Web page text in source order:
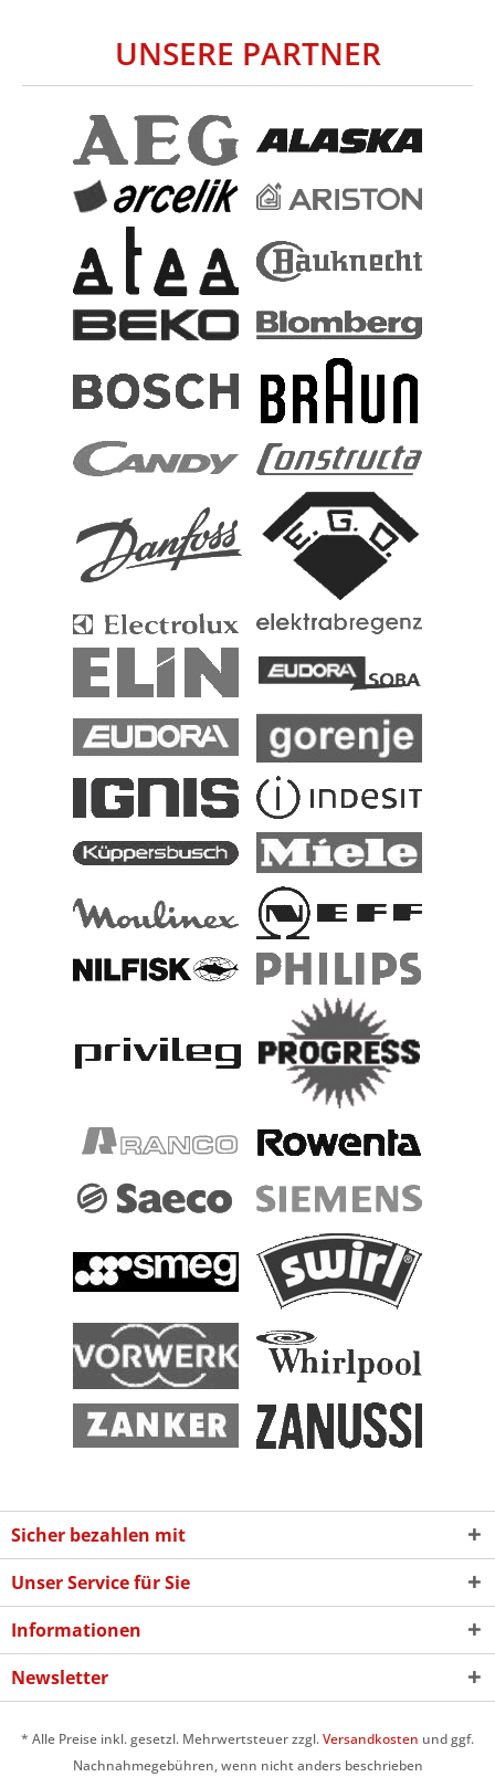
UNSERE PARTNER
Sicher bezahlen mit
Unser Service für Sie
Informationen
Newsletter
* Alle Preise inkl. gesetzl. Mehrwertsteuer zzgl.Versandkosten und ggf.
Nachnahmegebühren, wenn nicht anders beschrieben